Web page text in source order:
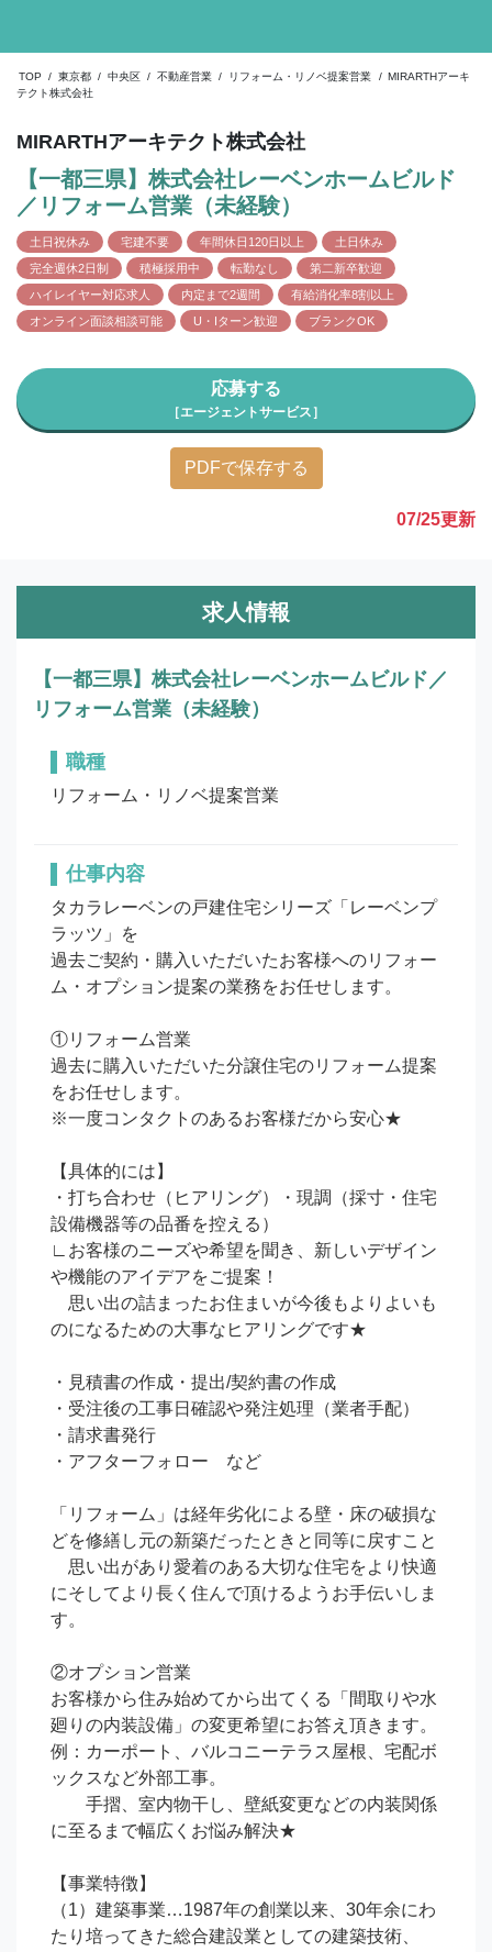
TOP / 東京都 / 中央区 / 不動産営業 / リフォーム・リノベ提案営業 / MIRARTHアーキ
テクト株式会社
MIRARTHアーキテクト株式会社
【一都三県】株式会社レーベンホームビルド
／リフォーム営業（未経験）
土日祝休み 宅建不要 年間休日120日以上
土日休み
完全週休2日制
積極採用中 転勤なし
第二新卒歓迎
ハイレイヤー対応求人
内定まで2週間
有給消化率8割以上
オンライン面談相談可能
U・Iターン歓迎 ブランクOK
応募する
［エージェントサービス］
PDFで保存する
07/25更新
求人情報
【一都三県】株式会社レーベンホームビルド／
リフォーム営業（未経験）
職種
リフォーム・リノベ提案営業
仕事内容
タカラレーベンの戸建住宅シリーズ「レーベンプ
ラッツ」を
過去ご契約・購入いただいたお客様へのリフォー
ム・オプション提案の業務をお任せします。
①リフォーム営業
過去に購入いただいた分譲住宅のリフォーム提案
をお任せします。
※一度コンタクトのあるお客様だから安心★
【具体的には】
・打ち合わせ（ヒアリング）・現調（採寸・住宅
設備機器等の品番を控える）
∟お客様のニーズや希望を聞き、新しいデザイン
や機能のアイデアをご提案！
思い出の詰まったお住まいが今後もよりよいも
のになるための大事なヒアリングです★
・見積書の作成・提出/契約書の作成
・受注後の工事日確認や発注処理（業者手配）
・請求書発行
・アフターフォロー　など
「リフォーム」は経年劣化による壁・床の破損な
どを修繕し元の新築だったときと同等に戻すこと
にそしてより長く住んで頂けるようお手伝いしま
す。
②オプション営業
お客様から住み始めてから出てくる「間取りや水
廻りの内装設備」の変更希望にお答え頂きます。
例：カーポート、バルコニーテラス屋根、宅配ボ
ックスなど外部工事。
手摺、室内物干し、壁紙変更などの内装関係
に至るまで幅広くお悩み解決★
【事業特徴】
（1）建築事業…1987年の創業以来、30年余にわ
たり培ってきた総合建設業としての建築技術、